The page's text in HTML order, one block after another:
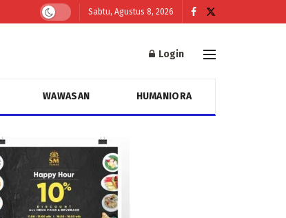
Sabtu, Agustus 8, 2026
Login
WAWASAN HUMANIORA